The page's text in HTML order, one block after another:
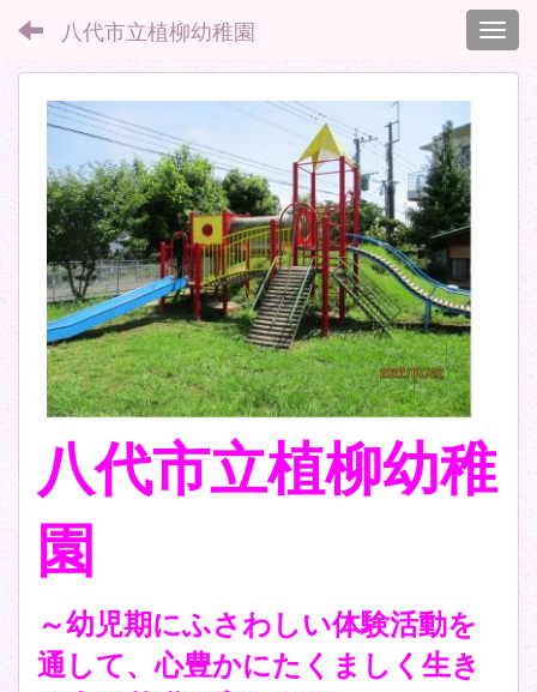
八代市立植柳幼稚園
八代市立植柳幼稚
園
～幼児期にふさわしい体験活動を
通して、心豊かにたくましく生き